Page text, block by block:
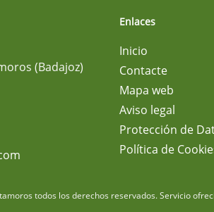
(Badajoz)
Enlaces
Inicio
Contacte
Mapa web
Aviso legal
Protección de
Política de
todos los derechos reservados.Servicio